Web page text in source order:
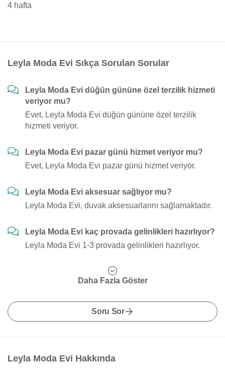
4 hafta
Leyla Moda Evi Sıkça Sorulan Sorular
Leyla Moda Evi düğün gününe özel terzilik hizmeti
veriyor mu?
Evet, Leyla Moda Evi düğün gününe özel terzilik
hizmeti veriyor.
Leyla Moda Evi pazar günü hizmet veriyor mu?
Evet, Leyla Moda Evi pazar günü hizmet veriyor.
Leyla Moda Evi aksesuar sağlıyor mu?
Leyla Moda Evi, duvak aksesuarlarını sağlamaktadır.
Leyla Moda Evi kaç provada gelinlikleri hazırlıyor?
Leyla Moda Evi 1-3 provada gelinlikleri hazırlıyor.
Daha Fazla Göster
Soru Sor
Leyla Moda Evi Hakkında